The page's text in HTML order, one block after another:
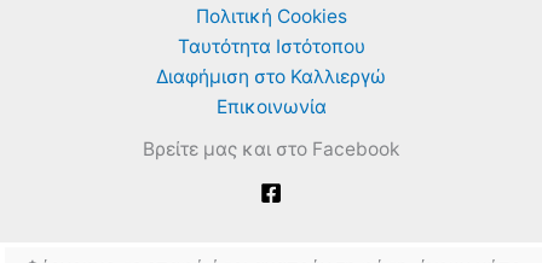
Πολιτική Cookies
Ταυτότητα Ιστότοπου
Διαφήμιση στο Καλλιεργώ
Επικοινωνία
Βρείτε μας και στο Facebook